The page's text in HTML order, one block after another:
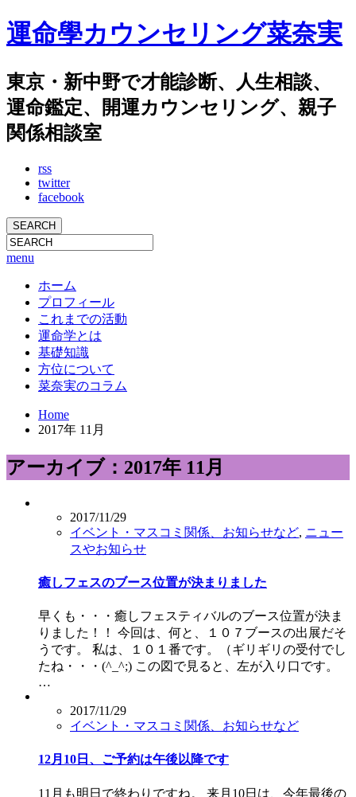
運命學カウンセリング菜奈実
東京・新中野で才能診断、人生相談、
運命鑑定、開運カウンセリング、親子
関係相談室
rss
twitter
facebook
menu
ホーム
プロフィール
これまでの活動
運命学とは
基礎知識
方位について
菜奈実のコラム
Home
2017年 11月
アーカイブ：2017年 11月
2017/11/29
イベント・マスコミ関係、お知らせなど, ニュー
スやお知らせ
癒しフェスのブース位置が決まりました
早くも・・・癒しフェスティバルのブース位置が決ま
りました！！ 今回は、何と、１０７ブースの出展だそ
うです。 私は、１０１番です。（ギリギリの受付でし
たね・・・(^_^;) この図で見ると、左が入り口です。
…
2017/11/29
イベント・マスコミ関係、お知らせなど
12月10日、ご予約は午後以降です
11月も明日で終わりですね。 来月10日は、今年最後の